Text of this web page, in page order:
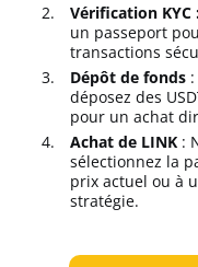
Vérification KYC
un passeport
transactions
Dépôt de fonds
déposez des
pour un achat
Achat de LINK :
sélectionnez la
prix actuel ou à
stratégie.